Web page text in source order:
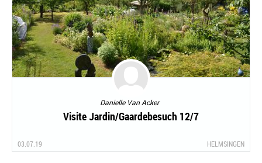
Danielle Van Acker
Visite Jardin/Gaardebesuch 12/7
03.07.19 HELMSINGEN